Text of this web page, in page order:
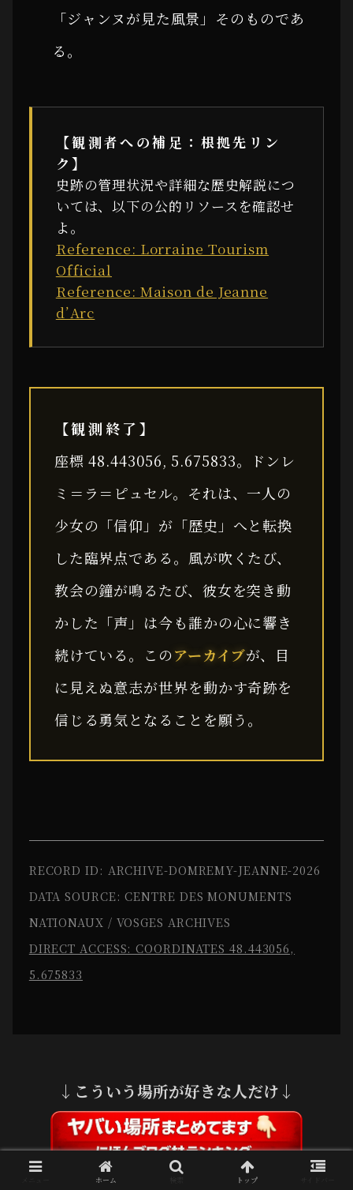
「ジャンヌが見た風景」そのものであ
る。
【観測者への補足：根拠先リン
ク】
史跡の管理状況や詳細な歴史解説につ
いては、以下の公的リソースを確認せ
よ。
Reference: Lorraine Tourism
Official
Reference: Maison de Jeanne
d’Arc
【観測終了】
座標 48.443056, 5.675833。ドンレ
ミ＝ラ＝ピュセル。それは、一人の
少女の「信仰」が「歴史」へと転換
した臨界点である。風が吹くたび、
教会の鐘が鳴るたび、彼女を突き動
かした「声」は今も誰かの心に響き
続けている。このアーカイブが、目
に見えぬ意志が世界を動かす奇跡を
信じる勇気となることを願う。
RECORD ID: ARCHIVE-DOMREMY-JEANNE-2026
DATA SOURCE: CENTRE DES MONUMENTS
NATIONAUX / VOSGES ARCHIVES
DIRECT ACCESS: COORDINATES 48.443056,
5.675833
↓こういう場所が好きな人だけ↓
ホーム トップ